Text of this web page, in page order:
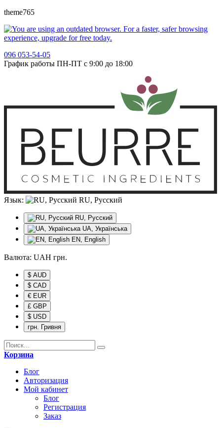
theme765
096 053-54-05
График работы ПН-ПТ с 9:00 до 18:00
Язык: RU, Русский
RU, Русский
UA, Українська
EN, English
Валюта: UAH грн.
$ AUD
$ CAD
€ EUR
£ GBP
$ USD
грн. Гривня
Корзина
Блог
Авторизация
Мой кабинет
Блог
Регистрация
Заказ